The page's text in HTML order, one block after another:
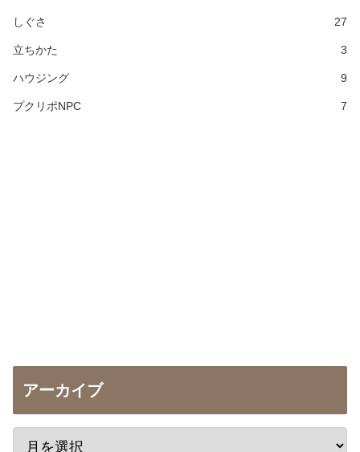
しぐさ 27
立ちかた 3
ハウジング 9
プクリポNPC 7
アーカイブ